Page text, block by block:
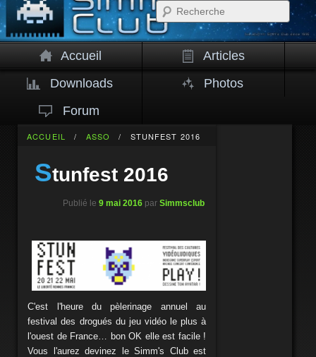
Accueil
Articles
Downloads
Photos
Forum
ACCUEIL / ASSO / STUNFEST 2016
Stunfest 2016
Publié le9 mai 2016 parSimmsclub
C'est l'heure du pèlerinage annuel au
festival des drogués du jeu vidéo le plus à
l'ouest de France… bon OK elle est facile !
Vous l'aurez devinez le Simm's Club est